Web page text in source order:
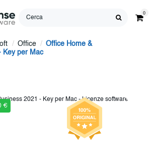
0
Office
Office Home &
Key per Mac
€